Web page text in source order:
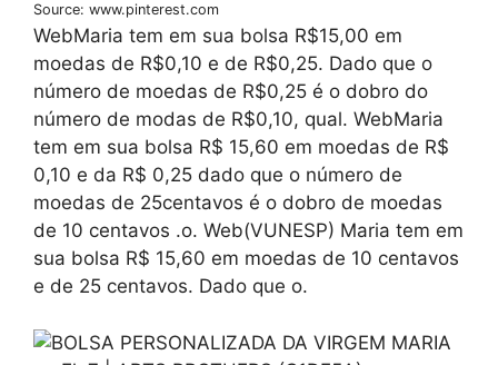
Source: www.pinterest.com
WebMaria tem em sua bolsa R$15,00 em
moedas de R$0,10 e de R$0,25. Dado que o
número de moedas de R$0,25 é o dobro do
número de modas de R$0,10, qual. WebMaria
tem em sua bolsa R$ 15,60 em moedas de R$
0,10 e da R$ 0,25 dado que o número de
moedas de 25centavos é o dobro de moedas
de 10 centavos .o. Web(VUNESP) Maria tem em
sua bolsa R$ 15,60 em moedas de 10 centavos
e de 25 centavos. Dado que o.